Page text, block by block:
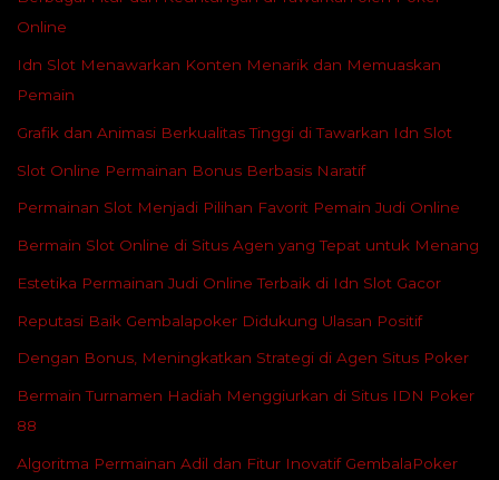
Online
Idn Slot Menawarkan Konten Menarik dan Memuaskan
Pemain
Grafik dan Animasi Berkualitas Tinggi di Tawarkan Idn Slot
Slot Online Permainan Bonus Berbasis Naratif
Permainan Slot Menjadi Pilihan Favorit Pemain Judi Online
Bermain Slot Online di Situs Agen yang Tepat untuk Menang
Estetika Permainan Judi Online Terbaik di Idn Slot Gacor
Reputasi Baik Gembalapoker Didukung Ulasan Positif
Dengan Bonus, Meningkatkan Strategi di Agen Situs Poker
Bermain Turnamen Hadiah Menggiurkan di Situs IDN Poker
88
Algoritma Permainan Adil dan Fitur Inovatif GembalaPoker